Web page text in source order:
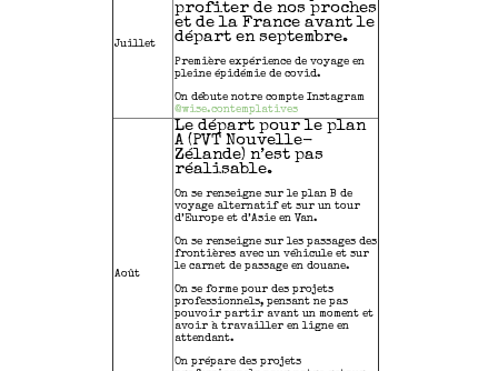
Juillet
profiter de nos proches
et de la France avant le
départ en septembre.
Première expérience de voyage en
pleine épidémie de covid.
On débute notre compte Instagram
@wise.contemplatives
Août
Le départ pour le plan
A (PVT Nouvelle-
Zélande) n’est pas
réalisable.
On se renseigne sur le plan B de
voyage alternatif et sur un tour
d’Europe et d’Asie en Van.
On se renseigne sur les passages des
frontières avec un véhicule et sur
le carnet de passage en douane.
On se forme pour des projets
professionnels, pensant ne pas
pouvoir partir avant un moment et
avoir à travailler en ligne en
attendant.
On prépare des projets